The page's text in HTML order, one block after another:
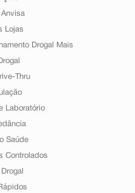
Anvisa
Lojas
Drogal Mais
Thru
Laboratório
Saúde
Controlados